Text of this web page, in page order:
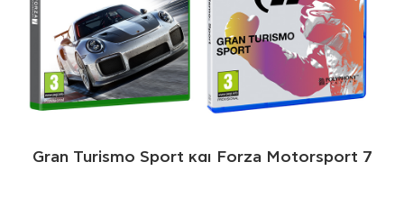
Gran Turismo Sport και Forza Motorsport 7